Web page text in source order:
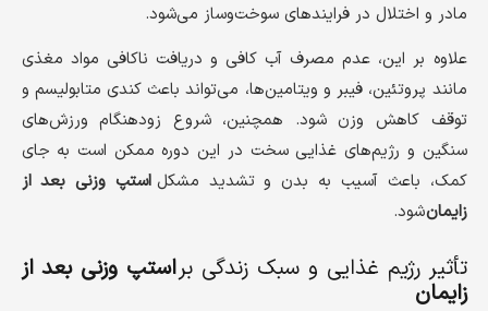
مادر و اختلال در فرایندهای سوخت‌وساز می‌شود.
علاوه بر این، عدم مصرف آب کافی و دریافت ناکافی مواد مغذی
مانند پروتئین، فیبر و ویتامین‌ها، می‌تواند باعث کندی متابولیسم و
توقف کاهش وزن شود. همچنین، شروع زودهنگام ورزش‌های
سنگین و رژیم‌های غذایی سخت در این دوره ممکن است به جای
کمک، باعث آسیب به بدن و تشدید مشکل استپ وزنی بعد از
زایمانشود.
تأثیر رژیم غذایی و سبک زندگی براستپ وزنی بعد از
زایمان